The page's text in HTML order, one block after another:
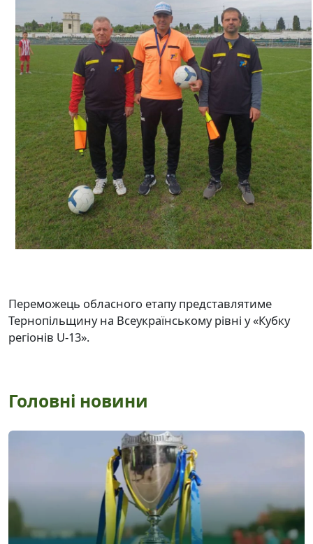
Переможець обласного етапу представлятиме
Тернопільщину на Всеукраїнському рівні у «Кубку
регіонів U-13».
Головні новини